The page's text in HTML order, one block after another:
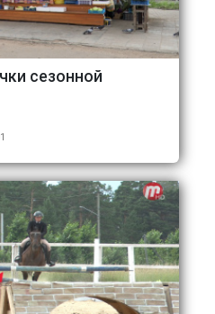
сезонной